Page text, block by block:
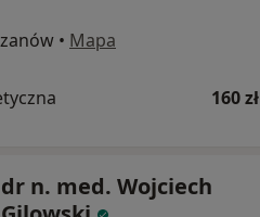
• Mapa
160 zł
dr n. med. Wojciech